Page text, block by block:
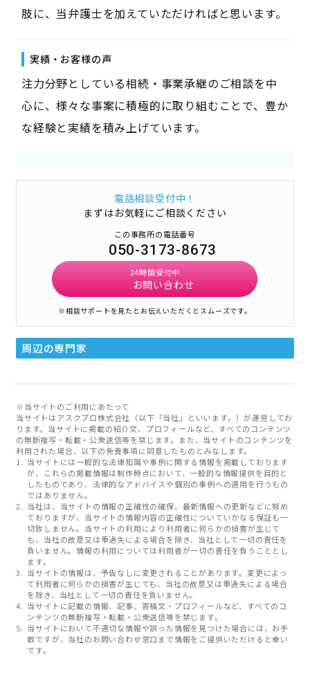
肢に、当弁護士を加えていただければと思います。
実績・お客様の声
注力分野としている相続・事業承継のご相談を中
心に、様々な事案に積極的に取り組むことで、豊か
な経験と実績を積み上げています。
電話相談受付中！
まずはお気軽にご相談ください
この事務所の電話番号
050-3173-8673
24時間受付中
お問い合わせ
※相談サポートを見たとお伝えいただくとスムーズです。
周辺の専門家
※当サイトのご利用にあたって
当サイトはアスクプロ株式会社（以下「当社」といいます。）が運営してお
ります。当サイトに掲載の紹介文、プロフィールなど、すべてのコンテンツ
の無断複写・転載・公衆送信等を禁じます。また、当サイトのコンテンツを
利用された場合、以下の免責事項に同意したものとみなします。
当サイトには一般的な法律知識や事例に関する情報を掲載しております
が、これらの掲載情報は制作時点において、一般的な情報提供を目的と
したものであり、法律的なアドバイスや個別の事例への適用を行うもの
ではありません。
当社は、当サイトの情報の正確性の確保、最新情報への更新などに努め
ておりますが、当サイトの情報内容の正確性についていかなる保証も一
切致しません。当サイトの利用により利用者に何らかの損害が生じて
も、当社の故意又は重過失による場合を除き、当社として一切の責任を
負いません。情報の利用については利用者が一切の責任を負うこととし
ます。
当サイトの情報は、予告なしに変更されることがあります。変更によっ
て利用者に何らかの損害が生じても、当社の故意又は重過失による場合
を除き、当社として一切の責任を負いません。
当サイトに記載の情報、記事、寄稿文・プロフィールなど、すべてのコ
ンテンツの無断複写・転載・公衆送信等を禁じます。
当サイトにおいて不適切な情報や誤った情報を見つけた場合には、お手
数ですが、当社のお問い合わせ窓口まで情報をご提供いただけると幸い
です。